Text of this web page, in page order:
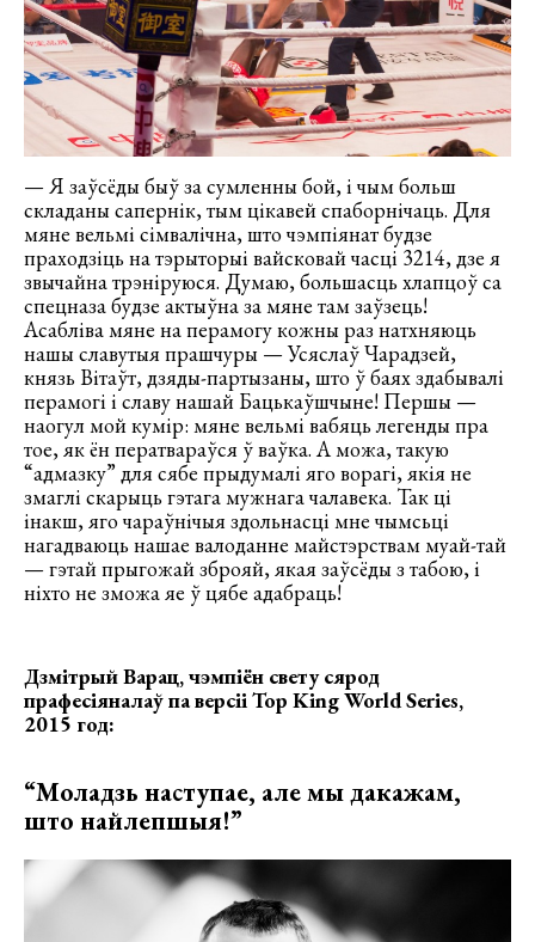
— Я заўсёды быў за сумленны бой, і чым больш
складаны сапернік, тым цікавей спаборнічаць. Для
мяне вельмі сімвалічна, што чэмпіянат будзе
праходзіць на тэрыторыі вайсковай часці 3214, дзе я
звычайна трэніруюся. Думаю, большасць хлапцоў са
спецназа будзе актыўна за мяне там заўзець!
Асабліва мяне на перамогу кожны раз натхняюць
нашы славутыя прашчуры — Усяслаў Чарадзей,
князь Вітаўт, дзяды-партызаны, што ў баях здабывалі
перамогі і славу нашай Бацькаўшчыне! Першы —
наогул мой кумір: мяне вельмі вабяць легенды пра
тое, як ён ператвараўся ў ваўка. А можа, такую
“адмазку” для сябе прыдумалі яго ворагі, якія не
змаглі скарыць гэтага мужнага чалавека. Так ці
інакш, яго чараўнічыя здольнасці мне чымсьці
нагадваюць нашае валоданне майстэрствам муай-тай
— гэтай прыгожай зброяй, якая заўсёды з табою, і
ніхто не зможа яе ў цябе адабраць!
Дзмітрый Варац, чэмпіён свету сярод
прафесіяналаў па версііTop KingWorldSeries,
2015 год:
“Моладзь наступае, але мы дакажам,
што найлепшыя!”